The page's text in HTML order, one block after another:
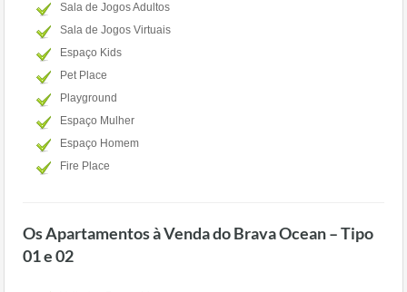
Sala de Jogos Adultos
Sala de Jogos Virtuais
Espaço Kids
Pet Place
Playground
Espaço Mulher
Espaço Homem
Fire Place
Os Apartamentos à Venda do Brava Ocean – Tipo
01 e 02